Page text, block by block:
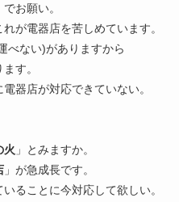
でお願い。
が電器店を苦しめています。
べない)がありますから
す。
器店が対応できていない。
火 」とみますか。
」が急成長です。
ることに今対応して欲しい。